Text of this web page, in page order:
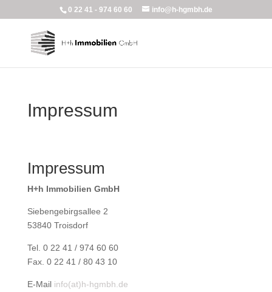
0 22 41 - 974 60 60 info@h-hgmbh.de
Impressum
Impressum
H+h Immobilien GmbH
Siebengebirgsallee 2
53840 Troisdorf
Tel. 0 22 41 / 974 60 60
Fax. 0 22 41 / 80 43 10
E-Mail info(at)h-hgmbh.de